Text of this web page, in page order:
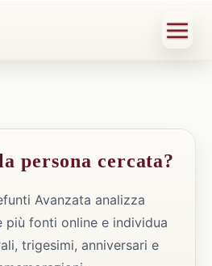
persona cercata?
Avanzata analizza
più fonti online e individua
trigesimi, anniversari e